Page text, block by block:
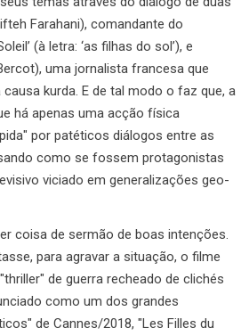
Farahani), comandante do
(à letra: ‘as filhas do sol’), e
uma jornalista francesa que
kurda. E de tal modo o faz que, a
há apenas uma acção física
por patéticos diálogos entre as
como se fossem protagonistas
viciado em generalizações geo-
coisa de sermão de boas intenções.
para agravar a situação, o filme
de guerra recheado de clichés
como um dos grandes
de Cannes/2018, "Les Filles du